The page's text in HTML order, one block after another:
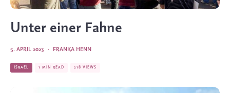
Unter einer Fahne
FRANKA HENN
·
5. APRIL 2023
ISRAEL 1 MIN READ 218 VIEWS